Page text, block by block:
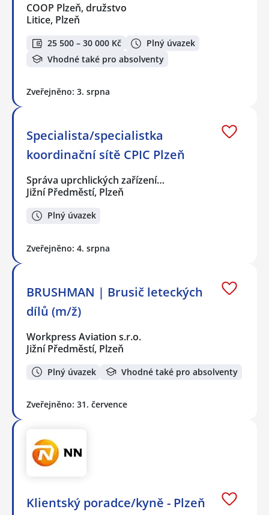
COOP Plzeň, družstvo
Litice, Plzeň
25 500 – 30 000 Kč
Plný úvazek
Vhodné také pro absolventy
Zveřejněno: 3. srpna
Specialista/specialistka
koordinační sítě CPIC Plzeň
Správa uprchlických zařízení…
Jižní Předměstí, Plzeň
Plný úvazek
Zveřejněno: 4. srpna
BRUSHMAN | Brusič leteckých
dílů (m/ž)
Workpress Aviation s.r.o.
Jižní Předměstí, Plzeň
Plný úvazek Vhodné také pro absolventy
Zveřejněno: 31. července
Klientský poradce/kyně - Plzeň